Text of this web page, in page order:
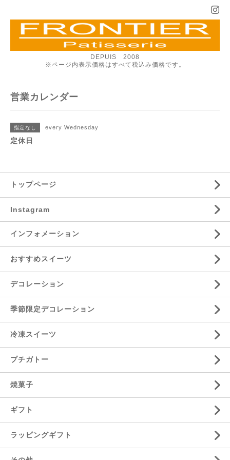
DEPUIS 2008
※ページ内表示価格はすべて税込み価格です。
営業カレンダー
指定なし every Wednesday
定休日
トップページ
Instagram
インフォメーション
おすすめスイーツ
デコレーション
季節限定デコレーション
冷凍スイーツ
プチガトー
焼菓子
ギフト
ラッピングギフト